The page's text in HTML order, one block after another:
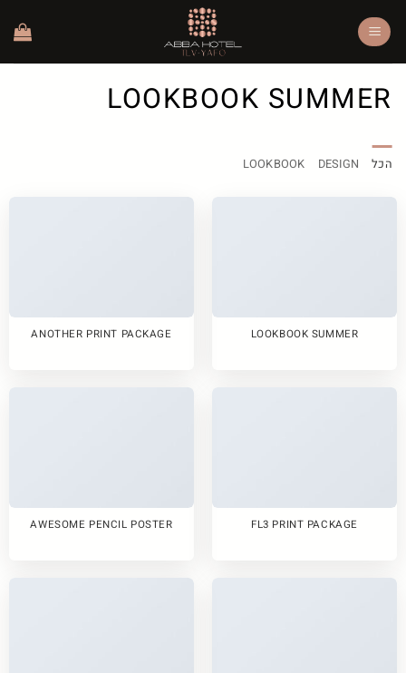
Skip
content
LOOKBOOK SUMMER
הכל DESIGN
LOOKBOOK
LOOKBOOK SUMMER
ANOTHER PRINT PACKAGE
FL3 PRINT PACKAGE
AWESOME PENCIL POSTER